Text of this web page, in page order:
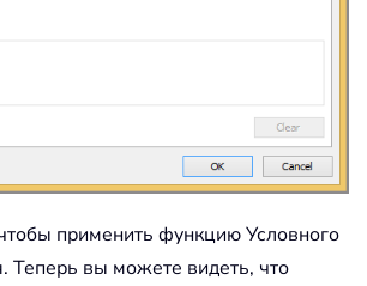
применить функцию Условного
Теперь вы можете видеть, что